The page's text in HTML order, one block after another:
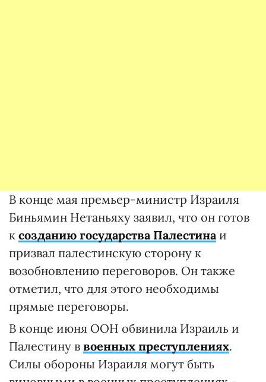
В конце мая премьер-министр Израиля
Биньямин Нетаньяху заявил, что он готов
к созданию государства Палестинаи
призвал палестинскую сторону к
возобновлению переговоров. Он также
отметил, что для этого необходимы
прямые переговоры.
В конце июня ООН обвинила Израиль и
Палестину в военных преступлениях.
Силы обороны Израиля могут быть